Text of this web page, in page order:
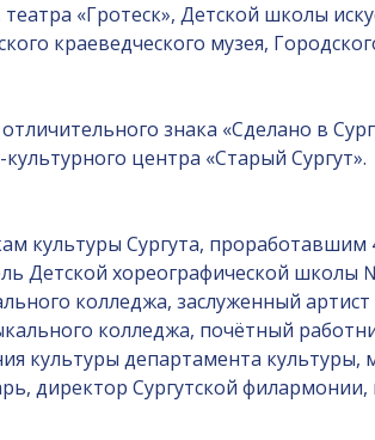
«Гротеск», Детской школы
краеведческого музея,
знака «Сделано в
центра «Старый Сургут».
культуры Сургута, проработавшим
Детской хореографической школы
колледжа, заслуженный артист
колледжа, почётный
культуры департамента
директор Сургутской филармонии,